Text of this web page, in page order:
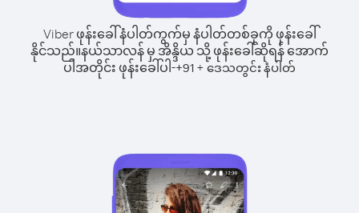
Viber ဖုန်းခေါ်နံပါတ်ကွက်မှ နံပါတ်တစ်ခုကို ဖုန်းခေါ်
နိုင်သည်။နယ်သာလန် မှ အိန္ဒိယ သို့ ဖုန်းခေါ်ဆိုရန် အောက်
ပါအတိုင်း ဖုန်းခေါ်ပါ-+91 + ဒေသတွင်း နံပါတ်